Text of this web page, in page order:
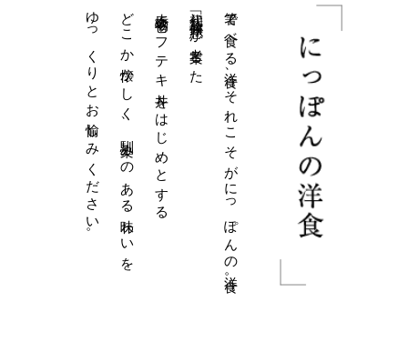
箸で食べる洋食、それこそがにっぽんの洋食。
初代「筒井厚惣」が考案した
赤坂名物ビフテキ丼をはじめとする
どこか懐かしく、馴染みのある味わいを
ゆっくりとお愉しみください。